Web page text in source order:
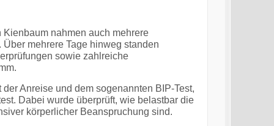
nahmen auch mehrere
mehrere Tage hinweg standen
sowie zahlreiche
Anreise und dem sogenannten BIP-Test,
Dabei wurde überprüft, wie belastbar die
körperlicher Beanspruchung sind.